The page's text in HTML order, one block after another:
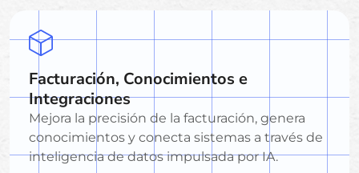
Facturación, Conocimientos e
Integraciones
Mejora la precisión de la facturación, genera
conocimientos y conecta sistemas a través de
inteligencia de datos impulsada por IA.